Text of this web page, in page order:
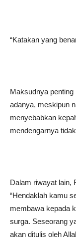
“Katakan yang
Maksudnya
adanya, meskipun
menyebabkan
mendengarnya
Dalam riwayat lain,
“Hendaklah kamu
membawa kepada
surga. Seseorang
akan ditulis oleh